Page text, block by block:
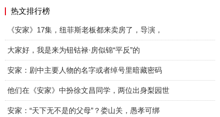
热文排行榜
《安家》17集，纽菲斯老板都来卖房了，导演，
大家好，我是来为钮钴禄·房似锦“平反”的
安家：剧中主要人物的名字或者绰号里暗藏密码
他们在《安家》中扮徐文昌同学，两位出身梨园世
安家：“天下无不是的父母”？娄山关，愚孝可绑